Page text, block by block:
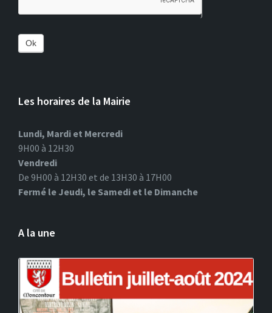
Ok
Les horaires de la Mairie
Lundi, Mardi et Mercredi
9H00 à 12H30
Vendredi
De 9H00 à 12H30 et de 13H30 à 17H00
Fermé le Jeudi, le Samedi et le Dimanche
A la une